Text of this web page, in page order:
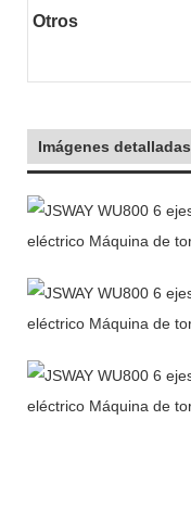
Otros
Imágenes detalladas